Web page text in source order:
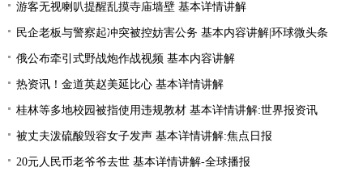
游客无视喇叭提醒乱摸寺庙墙壁 基本详情讲解
民企老板与警察起冲突被控妨害公务 基本内容讲解|环球微头条
俄公布牵引式野战炮作战视频 基本内容讲解
热资讯！金道英赵美延比心 基本详情讲解
桂林等多地校园被指使用违规教材 基本详情讲解:世界报资讯
被丈夫泼硫酸毁容女子发声 基本详情讲解:焦点日报
20元人民币老爷爷去世 基本详情讲解-全球播报